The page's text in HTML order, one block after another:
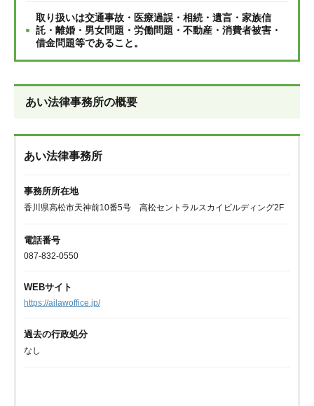
取り扱いは交通事故・医療過誤・相続・遺言・家族信
託・離婚・男女問題・労働問題・不動産・消費者被害・
借金問題等であること。
あい法律事務所の概要
あい法律事務所
事務所所在地
香川県高松市天神前10番5号 高松セントラルスカイビルディング2F
電話番号
087-832-0550
WEBサイト
https://ailawoffice.jp/
過去の行政処分
なし